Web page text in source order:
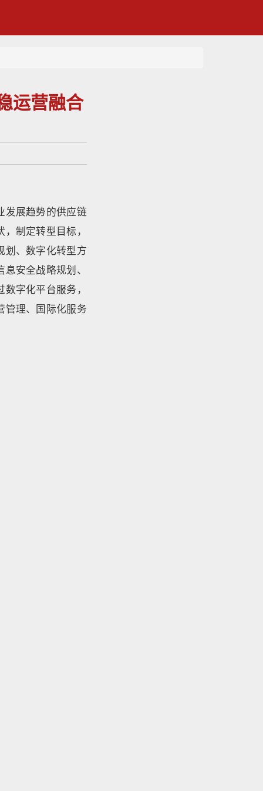
运营融合
发展趋势的供应链
制定转型目标，
划、数字化转型方
安全战略规划、
字化平台服务，
管理、国际化服务